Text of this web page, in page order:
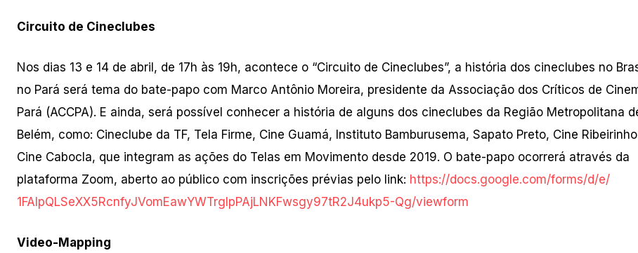
Circuito de Cineclubes
Nos dias 13 e 14 de abril, de 17h às 19h, acontece o “Circuito de Cineclubes”, a história dos cineclubes no
no Pará será tema do bate-papo com Marco Antônio Moreira, presidente da Associação dos Críticos de
Pará (ACCPA). E ainda, será possível conhecer a história de alguns dos cineclubes da Região Metropolitana
Belém, como: Cineclube da TF, Tela Firme, Cine Guamá, Instituto Bamburusema, Sapato Preto, Cine
Cine Cabocla, que integram as ações do Telas em Movimento desde 2019. O bate-papo ocorrerá através da
plataforma Zoom, aberto ao público com inscrições prévias pelo link: https://docs.google.com/forms/d/e/
1FAIpQLSeXX5RcnfyJVomEawYWTrgIpPAjLNKFwsgy97tR2J4ukp5-Qg/viewform
Video-Mapping